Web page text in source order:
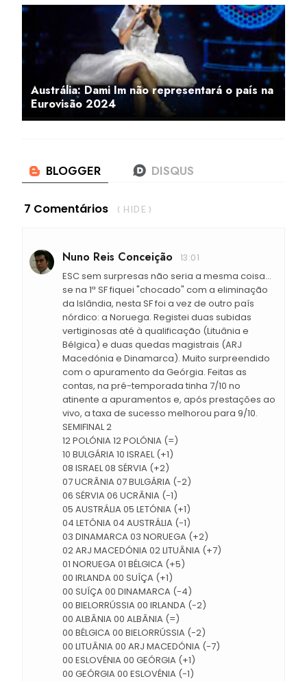
Austrália: Dami Im não representará o país na
Eurovisão 2024
7 Comentários ( HIDE )
Nuno Reis Conceição 13:01
ESC sem surpresas não seria a mesma coisa...
se na 1ª SF fiquei "chocado" com a eliminação
da Islândia, nesta SF foi a vez de outro país
nórdico: a Noruega. Registei duas subidas
vertiginosas até à qualificação (Lituânia e
Bélgica) e duas quedas magistrais (ARJ
Macedónia e Dinamarca). Muito surpreendido
com o apuramento da Geórgia. Feitas as
contas, na pré-temporada tinha 7/10 no
atinente a apuramentos e, após prestações ao
vivo, a taxa de sucesso melhorou para 9/10.
SEMIFINAL 2
12 POLÓNIA 12 POLÓNIA (=)
10 BULGÁRIA 10 ISRAEL (+1)
08 ISRAEL 08 SÉRVIA (+2)
07 UCRÂNIA 07 BULGÁRIA (-2)
06 SÉRVIA 06 UCRÂNIA (-1)
05 AUSTRÁLIA 05 LETÓNIA (+1)
04 LETÓNIA 04 AUSTRÁLIA (-1)
03 DINAMARCA 03 NORUEGA (+2)
02 ARJ MACEDÓNIA 02 LITUÂNIA (+7)
01 NORUEGA 01 BÉLGICA (+5)
00 IRLANDA 00 SUÍÇA (+1)
00 SUÍÇA 00 DINAMARCA (-4)
00 BIELORRÚSSIA 00 IRLANDA (-2)
00 ALBÂNIA 00 ALBÂNIA (=)
00 BÉLGICA 00 BIELORRÚSSIA (-2)
00 LITUÂNIA 00 ARJ MACEDÓNIA (-7)
00 ESLOVÉNIA 00 GEÓRGIA (+1)
00 GEÓRGIA 00 ESLOVÉNIA (-1)